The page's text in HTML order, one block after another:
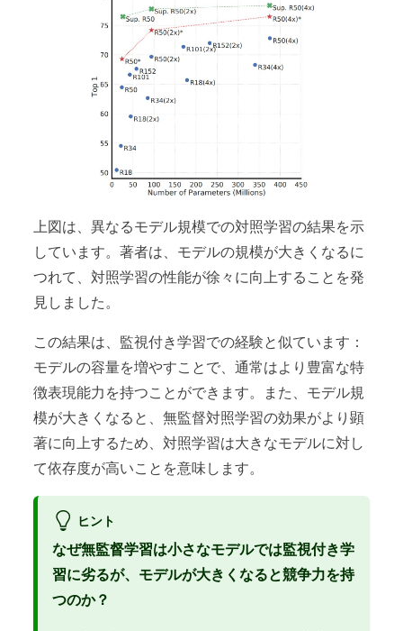
上図は、異なるモデル規模での対照学習の結果を示
しています。著者は、モデルの規模が大きくなるに
つれて、対照学習の性能が徐々に向上することを発
見しました。
この結果は、監視付き学習での経験と似ています：
モデルの容量を増やすことで、通常はより豊富な特
徴表現能力を持つことができます。また、モデル規
模が大きくなると、無監督対照学習の効果がより顕
著に向上するため、対照学習は大きなモデルに対し
て依存度が高いことを意味します。
ヒント
なぜ無監督学習は小さなモデルでは監視付き学
習に劣るが、モデルが大きくなると競争力を持
つのか？